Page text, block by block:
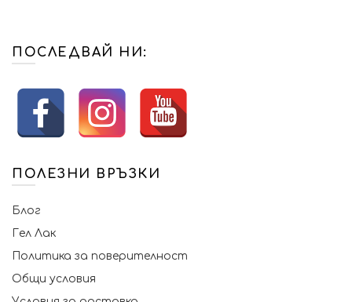
ПОСЛЕДВАЙ НИ:
ПОЛЕЗНИ ВРЪЗКИ
Блог
Гел Лак
Политика за поверителност
Общи условия